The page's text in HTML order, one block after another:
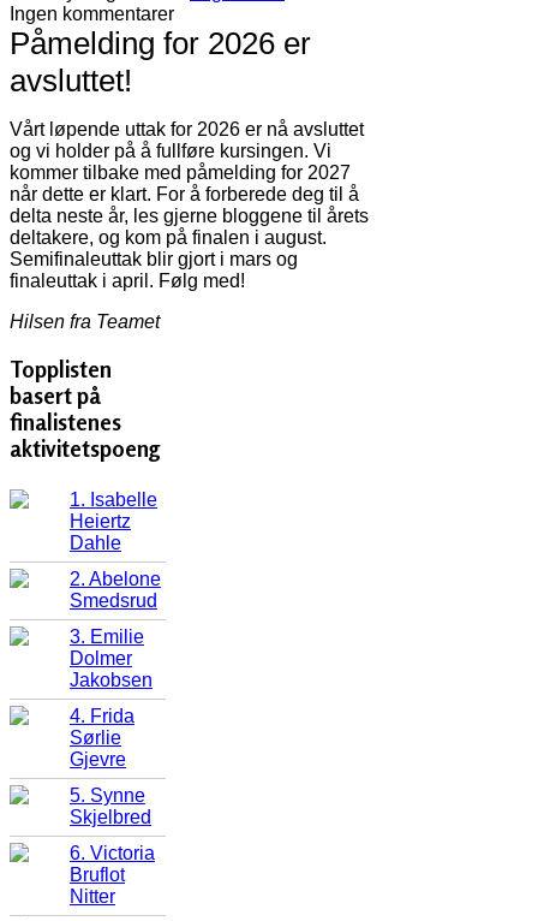
Ingen kommentarer
Påmelding for 2026 er
avsluttet!
Vårt løpende uttak for 2026 er nå avsluttet
og vi holder på å fullføre kursingen. Vi
kommer tilbake med påmelding for 2027
når dette er klart. For å forberede deg til å
delta neste år, les gjerne bloggene til årets
deltakere, og kom på finalen i august.
Semifinaleuttak blir gjort i mars og
finaleuttak i april. Følg med!
Hilsen fra Teamet
Topplisten
basert på
finalistenes
aktivitetspoeng
1. Isabelle
Heiertz
Dahle
2. Abelone
Smedsrud
3. Emilie
Dolmer
Jakobsen
4. Frida
Sørlie
Gjevre
5. Synne
Skjelbred
6. Victoria
Bruflot
Nitter